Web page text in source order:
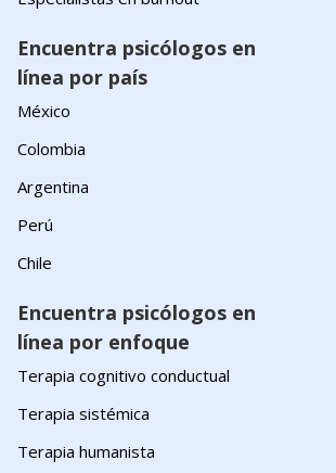
Encuentra psicólogos en
línea por país
México
Colombia
Argentina
Perú
Chile
Encuentra psicólogos en
línea por enfoque
Terapia cognitivo conductual
Terapia sistémica
Terapia humanista